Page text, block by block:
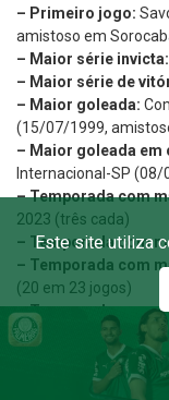
– Primeiro jogo:
amistoso em
– Maior série invicta:
– Maior série de
– Maior goleada:
(15/07/1999,
– Maior goleada em
Internacional-SP
– Temporada com
2023 (três cada)
– Temporada com
– Temporada com
(20 em 23 jogos)
– Temporada com
(2 em 39 jogos)
– Temporada com
– Temporada com
Este site utiliza